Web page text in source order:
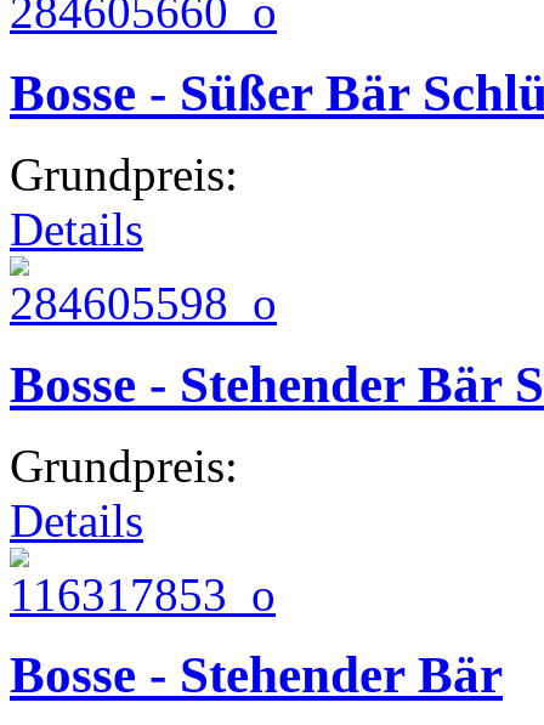
Bosse - Süßer Bär
Grundpreis:
Details
Bosse - Stehender Bär
Grundpreis:
Details
Bosse - Stehender Bär